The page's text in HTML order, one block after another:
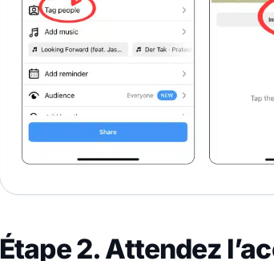
Étape 2. Attendez